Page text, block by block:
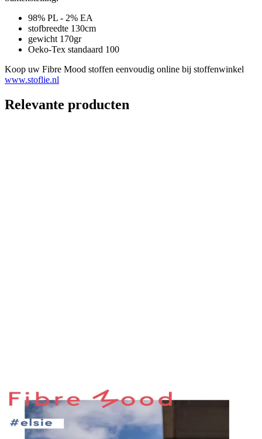
98% PL - 2% EA
stofbreedte 130cm
gewicht 170gr
Oeko-Tex standaard 100
Koop uw Fibre Mood stoffen eenvoudig online bij stoffenwinkel
www.stoflie.nl
Relevante producten